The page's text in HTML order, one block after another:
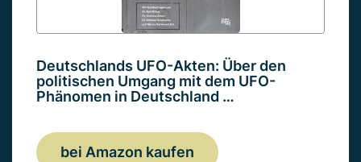
Deutschlands UFO-Akten: Über den
politischen Umgang mit dem UFO-
Phänomen in Deutschland …
bei Amazon kaufen